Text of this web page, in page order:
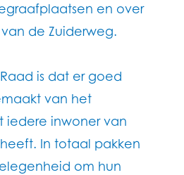
en over
de Zuiderweg.
is dat er goed
van het
iedere inwoner van
In totaal pakken
om hun